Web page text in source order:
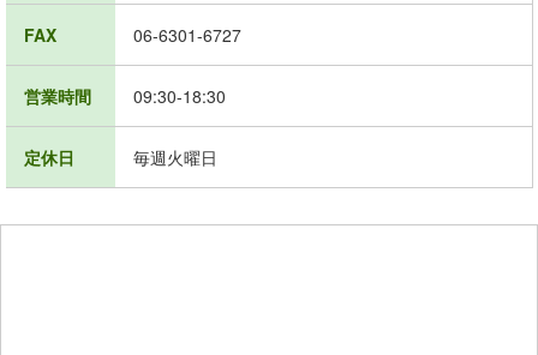
FAX 06-6301-6727
営業時間 09:30-18:30
定休日 毎週火曜日